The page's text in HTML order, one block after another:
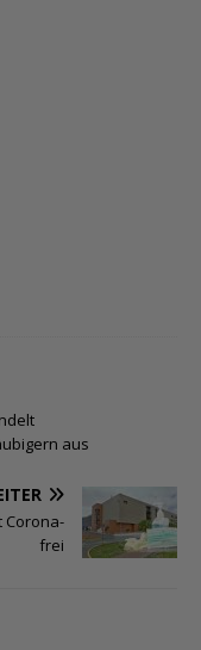
aus
Corona-
frei